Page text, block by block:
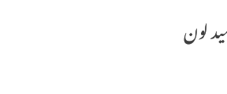
لون